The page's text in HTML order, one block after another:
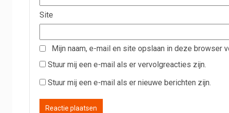
Site
Mijn naam, e-mail en site opslaan in deze browser
Stuur mij een e-mail als er vervolgreacties zijn.
Stuur mij een e-mail als er nieuwe berichten zijn.